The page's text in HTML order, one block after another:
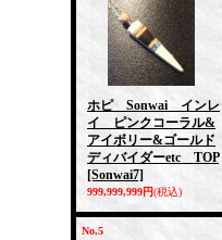
ホピ Sonwai インレ
イ ピンクコーラル&
アイボリー&ゴールド
ディバイダーetc TOP
[Sonwai7]
999,999,999円(税込)
No.5